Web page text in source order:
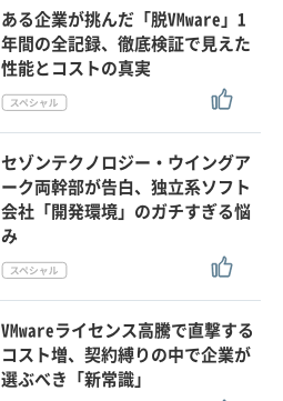
ある企業が挑んだ「脱VMware」1
年間の全記録、徹底検証で見えた
性能とコストの真実
セゾンテクノロジー・ウイングア
ーク両幹部が告白、独立系ソフト
会社「開発環境」のガチすぎる悩
み
VMwareライセンス高騰で直撃する
コスト増、契約縛りの中で企業が
選ぶべき「新常識」